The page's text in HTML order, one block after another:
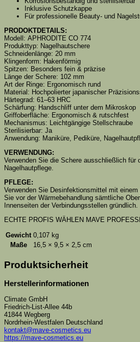
Inklusive Schutzkappe
Für professionelle Beauty- und
PRODOKTDETAILS:
Modell: APHRODITE CO 774
Produkttyp: Nagelhautschere
Schneidenlänge: 20 mm
Klingenform: Hakenförmig
Spitzen: Besonders fein & präzise
Länge der Schere: 102 mm
Art der Ringe: Ergonomisch rund
Material: Hochpolierter japanischer
Härtegrad: 61–63 HRC
Schärfung: Handschliff unter dem Mikroskop
Griffoberfläche: Ergonomisch & rutschfest
Mechanismus: Leichtgängige Stellschraube
Sterilisierbar: Ja
Anwendung: Maniküre, Pediküre,
VERWENDUNG:
Verwenden Sie die Schere ausschließlich für
Nagelhautpflege.
PFLEGE:
Verwenden Sie Desinfektionsmittel mit
Sie vor der Wärmebehandlung sämtliche
Innenseiten der Verbindungsstellen gründlich.
ECHTE PROFIS WÄHLEN MAVE
Gewicht 0,107 kg
Maße
16,5 × 9,5 × 2,5 cm
Produktsicherheit
Herstellerinformationen
Climate GmbH
Friedrich-List-Allee 44b
41844 Wegberg
Nordrhein-Westfalen Deutschland
kontakt@mave-cosmetics.eu
https://mave-cosmetics.eu